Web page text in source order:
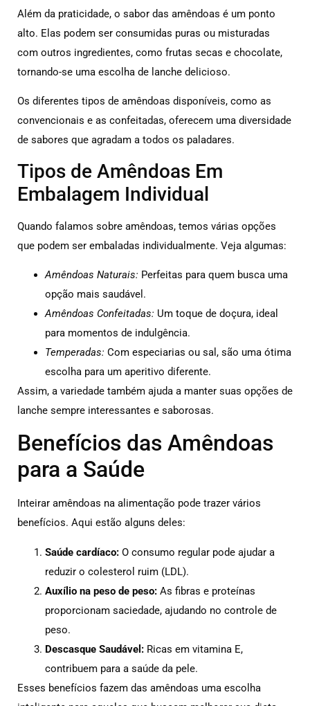
Além da praticidade, o sabor das amêndoas é um ponto
alto. Elas podem ser consumidas puras ou misturadas
com outros ingredientes, como frutas secas e chocolate,
tornando-se uma escolha de lanche delicioso.
Os diferentes tipos de amêndoas disponíveis, como as
convencionais e as confeitadas, oferecem uma diversidade
de sabores que agradam a todos os paladares.
Tipos de Amêndoas Em
Embalagem Individual
Quando falamos sobre amêndoas, temos várias opções
que podem ser embaladas individualmente. Veja algumas:
Amêndoas Naturais: Perfeitas para quem busca uma
opção mais saudável.
Amêndoas Confeitadas: Um toque de doçura, ideal
para momentos de indulgência.
Temperadas: Com especiarias ou sal, são uma ótima
escolha para um aperitivo diferente.
Assim, a variedade também ajuda a manter suas opções de
lanche sempre interessantes e saborosas.
Benefícios das Amêndoas
para a Saúde
Inteirar amêndoas na alimentação pode trazer vários
benefícios. Aqui estão alguns deles:
Saúde cardíaco: O consumo regular pode ajudar a
reduzir o colesterol ruim (LDL).
Auxílio na peso de peso: As fibras e proteínas
proporcionam saciedade, ajudando no controle de
peso.
Descasque Saudável: Ricas em vitamina E,
contribuem para a saúde da pele.
Esses benefícios fazem das amêndoas uma escolha